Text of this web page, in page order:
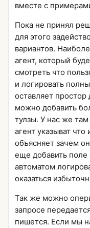
вместе с
Пока не принял
для этого
вариантов.
агент, который
смотреть что
и логировать
оставляет простор
можно добавить
тулзы. У нас же
агент указыват
объясняет зачем
еще добавить поле
автоматом
оказаться
Так же можно
запросе
пишется. Если мы